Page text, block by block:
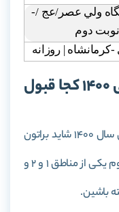
ولي عصر/عج /-
دوم
-کرمانشاه | روزانه
با رتبه 48000-50000 ریاضی 1400 کجا قبول
با رتبه ی 48000 تا 50000 کنکور ریاضی سال 1400 شاید براتون
سوال باشه که تو چه رشته ای و توی کدوم یکی از مناطق 1 و 2 و